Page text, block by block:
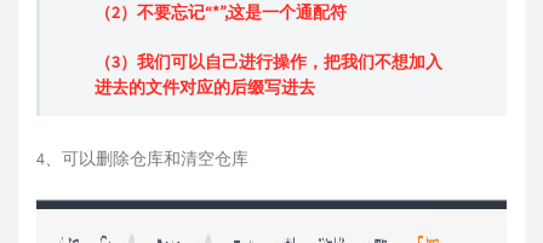
（2）不要忘记“*”,这是一个通配符
（3）我们可以自己进行操作，把我们不想加入
进去的文件对应的后缀写进去
4、可以删除仓库和清空仓库